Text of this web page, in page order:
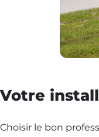
Votre
Choisir le bon